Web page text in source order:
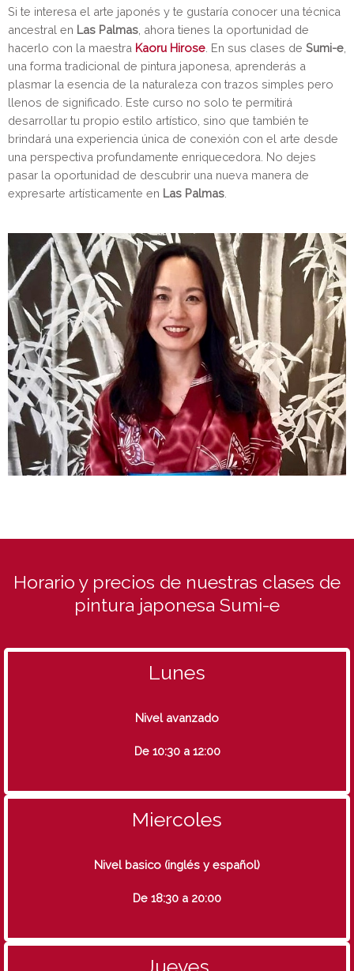
Si te interesa el arte japonés y te gustaría conocer una técnica
ancestral en Las Palmas , ahora tienes la oportunidad de
hacerlo con la maestra Kaoru Hirose . En sus clases de Sumi-e
una forma tradicional de pintura japonesa, aprenderás a
plasmar la esencia de la naturaleza con trazos simples pero
llenos de significado. Este curso no solo te permitirá
desarrollar tu propio estilo artístico, sino que también te
brindará una experiencia única de conexión con el arte desde
una perspectiva profundamente enriquecedora. No dejes
pasar la oportunidad de descubrir una nueva manera de
expresarte artísticamente en Las Palmas
Horario y precios de nuestras clases de
pintura japonesa Sumi-e
Lunes
Nivel avanzado
De 10:30 a 12:00
Miercoles
Nivel basico (inglés y español)
De 18:30 a 20:00
Jueves